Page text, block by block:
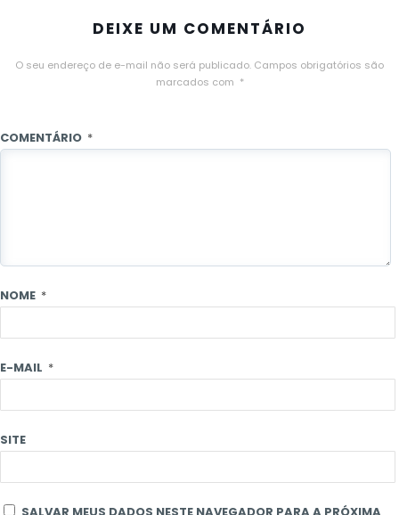
DEIXE UM COMENTÁRIO
O seu endereço de e-mail não será publicado. Campos obrigatórios são
marcados com *
COMENTÁRIO *
NOME *
E-MAIL *
SITE
SALVAR MEUS DADOS NESTE NAVEGADOR PARA A PRÓXIMA